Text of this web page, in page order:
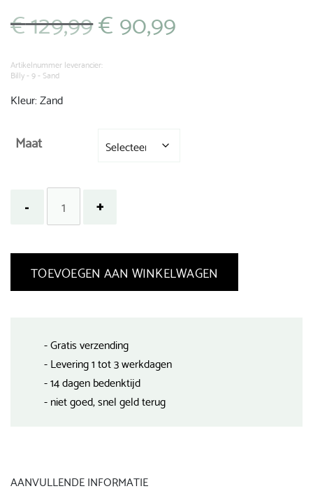
€129,99 Oorspronkelijke
prijs
€ 129,99.
€90,99
Artikelnummer leverancier:
Billy - 9 - Sand
Kleur: Zand
Maat
TOEVOEGEN AAN WINKELWAGEN
- Gratis verzending
- Levering 1 tot 3 werkdagen
- 14 dagen bedenktijd
- niet goed, snel geld terug
AANVULLENDE INFORMATIE